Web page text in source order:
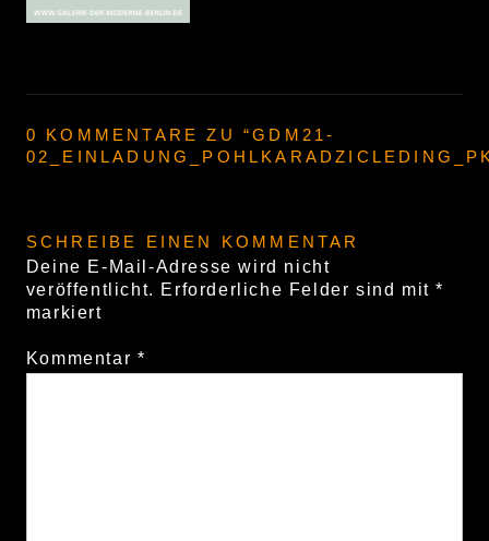
0 KOMMENTARE ZU “GDM21-
SCHREIBE EINEN KOMMENTAR
Deine E-Mail-Adresse wird nicht
veröffentlicht. Erforderliche Felder sind mit*
markiert
Kommentar *